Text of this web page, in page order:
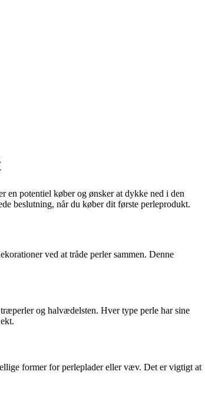
en potentiel køber og ønsker at dykke ned i den
beslutning, når du køber dit første perleprodukt.
ved at tråde perler sammen. Denne
og halvædelsten. Hver type perle har sine
former for perleplader eller væv. Det er vigtigt at